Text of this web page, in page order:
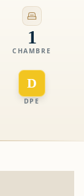
1
CHAMBRE
D
DPE